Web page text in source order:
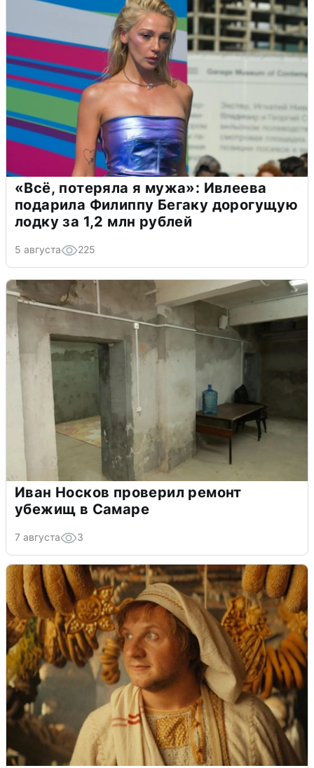
«Всё, потеряла я мужа»: Ивлеева
подарила Филиппу Бегаку дорогущую
лодку за 1,2 млн рублей
5 августа 225
Иван Носков проверил ремонт
убежищ в Самаре
7 августа 3